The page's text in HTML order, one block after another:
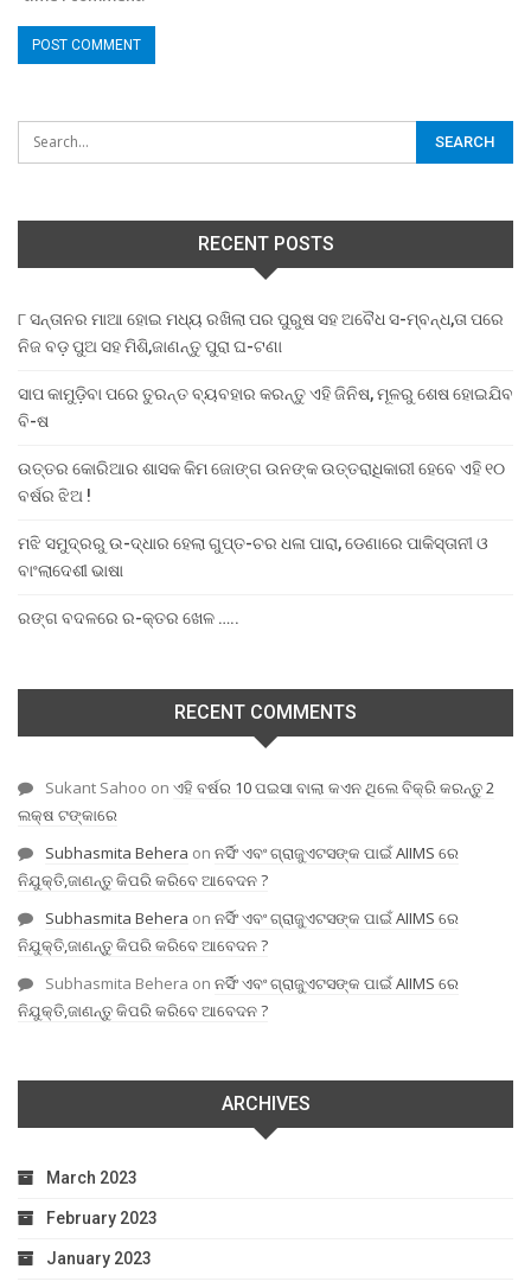
RECENT POSTS
୮ ସନ୍ତାନର ମାଆ ହୋଇ ମଧ୍ୟ ରଖିଲା ପର ପୁରୁଷ ସହ ଅବୈଧ ସ-ମ୍ବନ୍ଧ,ତା ପରେ
ନିଜ ବଡ଼ ପୁଅ ସହ ମିଶି,ଜାଣନ୍ତୁ ପୁରା ଘ-ଟଣା
ସାପ କାମୁଡ଼ିବା ପରେ ତୁରନ୍ତ ବ୍ୟବହାର କରନ୍ତୁ ଏହି ଜିନିଷ, ମୂଳରୁ ଶେଷ ହୋଇଯିବ
ବି-ଷ
ଉତ୍ତର କୋରିଆର ଶାସକ କିମ ଜୋଙ୍ଗ ଉନଙ୍କ ଉତ୍ତରାଧିକାରୀ ହେବେ ଏହି ୧୦
ବର୍ଷର ଝିଅ !
ମଝି ସମୁଦ୍ରରୁ ଉ-ଦ୍ଧାର ହେଲା ଗୁପ୍ତ-ଚର ଧଳା ପାରା, ଡେଣାରେ ପାକିସ୍ତାନୀ ଓ
ବାଂଲାଦେଶୀ ଭାଷା
ରଙ୍ଗ ବଦଳରେ ର-କ୍ତର ଖେଳ …..
RECENT COMMENTS
Sukant Sahoo on ଏହି ବର୍ଷର 10 ପଇସା ବାଲା କଏନ ଥିଲେ ବିକ୍ରି କରନ୍ତୁ 2
ଲକ୍ଷ ଟଙ୍କାରେ
Subhasmita Behera on ନର୍ସିଂ ଏବଂ ଗ୍ରାଜୁଏଟସଙ୍କ ପାଇଁ AIIMS ରେ
ନିଯୁକ୍ତି,ଜାଣନ୍ତୁ କିପରି କରିବେ ଆବେଦନ ?
Subhasmita Behera on ନର୍ସିଂ ଏବଂ ଗ୍ରାଜୁଏଟସଙ୍କ ପାଇଁ AIIMS ରେ
ନିଯୁକ୍ତି,ଜାଣନ୍ତୁ କିପରି କରିବେ ଆବେଦନ ?
Subhasmita Behera on ନର୍ସିଂ ଏବଂ ଗ୍ରାଜୁଏଟସଙ୍କ ପାଇଁ AIIMS ରେ
ନିଯୁକ୍ତି,ଜାଣନ୍ତୁ କିପରି କରିବେ ଆବେଦନ ?
ARCHIVES
March 2023
February 2023
January 2023